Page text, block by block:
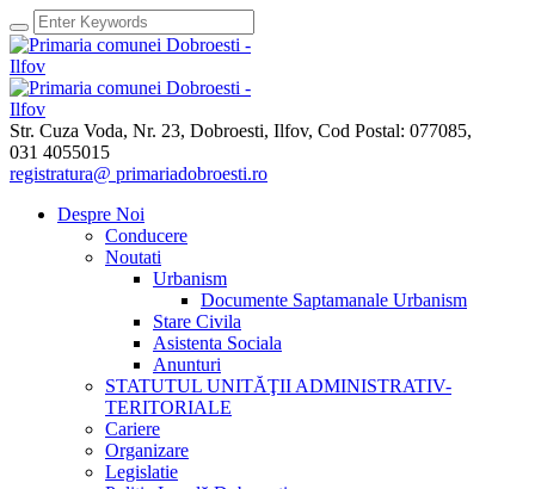
Str. Cuza Voda, Nr. 23, Dobroesti, Ilfov, Cod Postal: 077085,
031 4055015
registratura@ primariadobroesti.ro
Despre Noi
Conducere
Noutati
Urbanism
Documente Saptamanale Urbanism
Stare Civila
Asistenta Sociala
Anunturi
STATUTUL UNITĂŢII ADMINISTRATIV-
TERITORIALE
Cariere
Organizare
Legislatie